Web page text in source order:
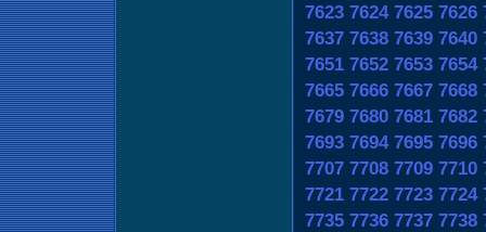
7623 7624 7625 7626
7637 7638 7639 7640
7651 7652 7653 7654
7665 7666 7667 7668
7679 7680 7681 7682
7693 7694 7695 7696
7707 7708 7709 7710
7721 7722 7723 7724
7735 7736 7737 7738